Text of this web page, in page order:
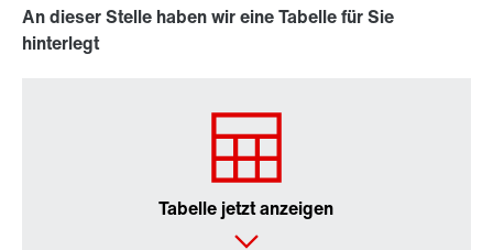
An dieser Stelle haben wir eine Tabelle für Sie
hinterlegt
Tabelle jetzt anzeigen